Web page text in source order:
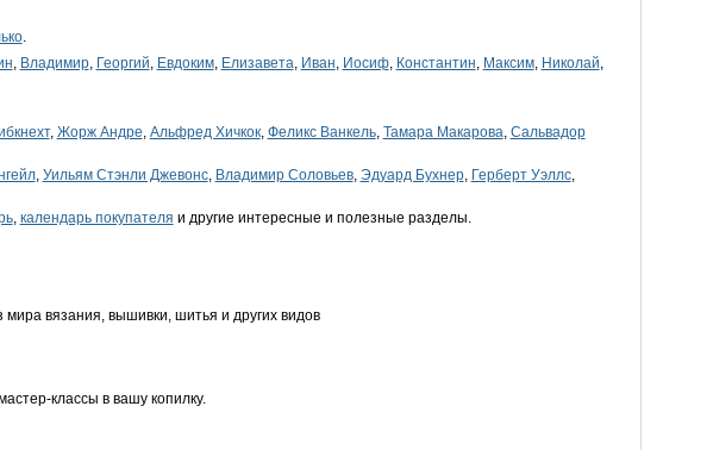
.
, Владимир, Георгий, Евдоким, Елизавета, Иван, Иосиф, Константин, Максим, Николай,
, Жорж Андре, Альфред Хичкок, Феликс Ванкель, Тамара Макарова, Сальвадор
, Уильям Стэнли Джевонс, Владимир Соловьев, Эдуард Бухнер, Герберт Уэллс,
, календарь покупателя и другие интересные и полезные разделы.
вязания, вышивки, шитья и других видов
классы в вашу копилку.